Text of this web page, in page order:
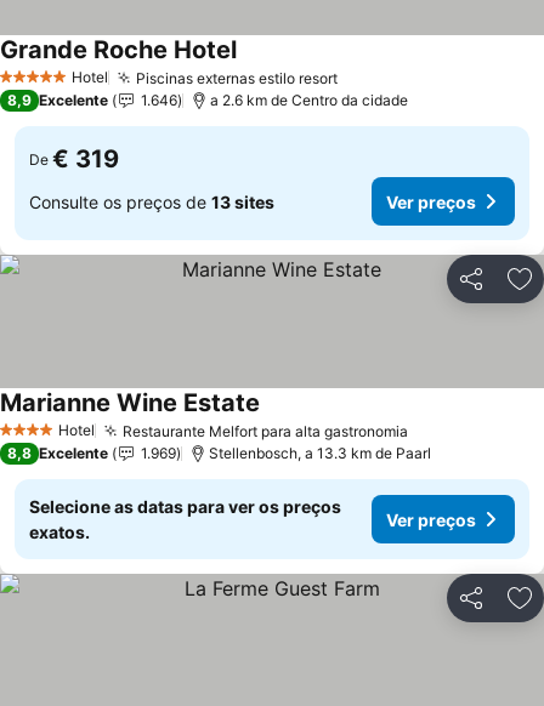
5 Estrelas Hotel Piscinas externas estilo resortVer preços
Grande Roche HotelVer preços
8,9 Excelente 1.646 a 2.6 km de Centro da cidade
De € 319
Consulte os preços de 13 sites Ver preços
Partilhar
4 EstrelasHotel Restaurante Melfort para alta gastronomia
Marianne Wine Estate
8,8 Excelente 1.969 Stellenbosch, a 13.3 km de Paarl
Selecione as datas para ver os preços
exatos.
Ver preços
Partilhar